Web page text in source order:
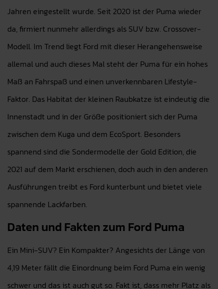
Jahren eingestellt wurde. Seit 2020 ist der Puma wieder
da, firmiert nunmehr allerdings als SUV bzw. Crossover-
Modell. Im Trend liegt Ford mit dieser Herangehensweise
allemal und auch dieses Mal steht der Puma für ein hohes
Maß an Fahrspaß und einen unverkennbaren Lifestyle-
Faktor. Das Habitat der kleinen Raubkatze ist eindeutig die
Innenstadt und in der Größe positioniert sich der Puma
zwischen dem Kuga und dem EcoSport. Besonders
spannend sind die Sondermodelle der Gold Edition, die
2021 auf dem Markt erschienen, doch auch in den anderen
Ausführungen treibt es Ford kunterbunt und bietet viele
spannende Lackfarben.
Daten und Fakten zum Ford Puma
Ein Mini-SUV? Ein Kompakter? Angesichts der Länge von
4,19 Meter fällt die Einordnung beim Ford Puma ein wenig
schwer und das ist auch gut so. Fakt ist, dass mehr Platz als